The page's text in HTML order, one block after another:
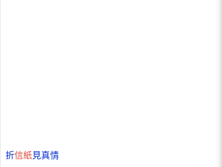
折信紙見真情